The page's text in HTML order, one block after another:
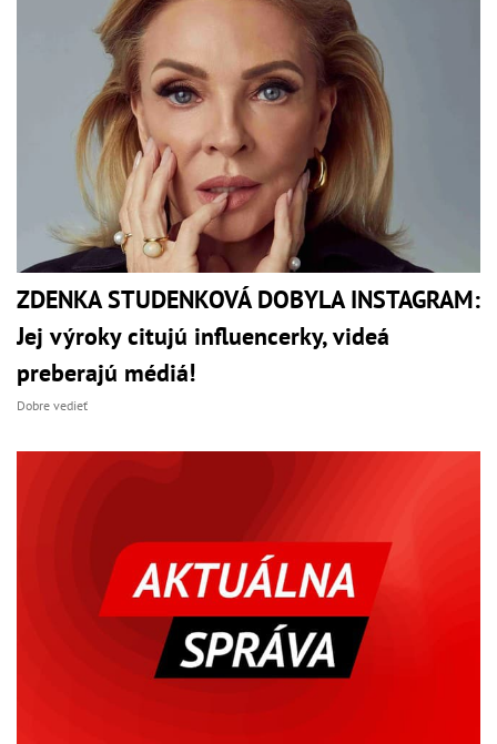
ZDENKA STUDENKOVÁ DOBYLA INSTAGRAM:
Jej výroky citujú influencerky, videá
preberajú médiá!
Dobre vedieť